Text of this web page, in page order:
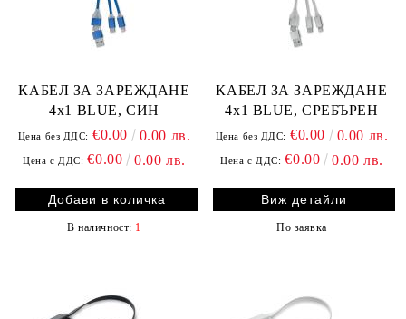
КАБЕЛ ЗА ЗАРЕЖДАНЕ
4x1 BLUE, СИН
Цена без ДДС: €0.00 0.00 лв.
Цена с ДДС: €0.00 0.00 лв.
В наличност: 1
КАБЕЛ ЗА ЗАРЕЖДАНЕ
4x1 BLUE, СРЕБЪРЕН
Цена без ДДС: €0.00 0.00 лв.
Цена с ДДС: €0.00 0.00 лв.
Виж детайли
По заявка